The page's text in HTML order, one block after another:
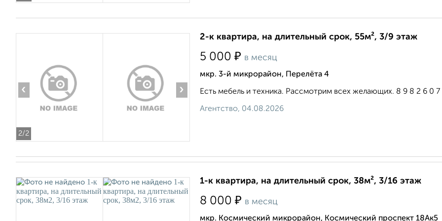
2/2
‹ ›
2-к квартира, на длительный срок, 55м², 3/9 этаж
5 000 ₽ в месяц
мкр. 3-й микрорайон, Перелёта 4
Есть мебель и техника. Рассмотрим всех желающих. 8 9 8 2 6 0 7
Агентство, 04.08.2026
1-к квартира, на длительный срок, 38м², 3/16 этаж
8 000 ₽ в месяц
мкр. Космический микрорайон, Космический проспект 18Ак5